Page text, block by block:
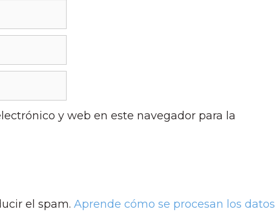
y web en este navegador para la
el spam. Aprende cómo se procesan los datos